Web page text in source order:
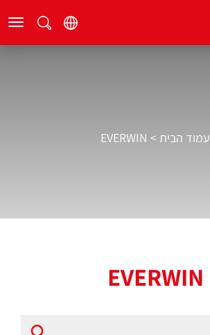
עמוד הבית >
EVERWIN
EVERWIN